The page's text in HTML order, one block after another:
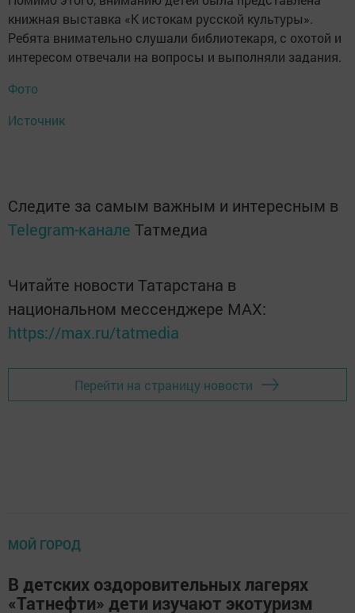
книжная выставка «К истокам русской культуры».
Ребята внимательно слушали библиотекаря, с охотой и
интересом отвечали на вопросы и выполняли задания.
Фото
Источник
Следите за самым важным и интересным в
Telegram-канале Татмедиа
Читайте новости Татарстана в
национальном мессенджере MАХ:
https://max.ru/tatmedia
Перейти на страницу новости
МОЙ ГОРОД
В детских оздоровительных лагерях
«Татнефти» дети изучают экотуризм